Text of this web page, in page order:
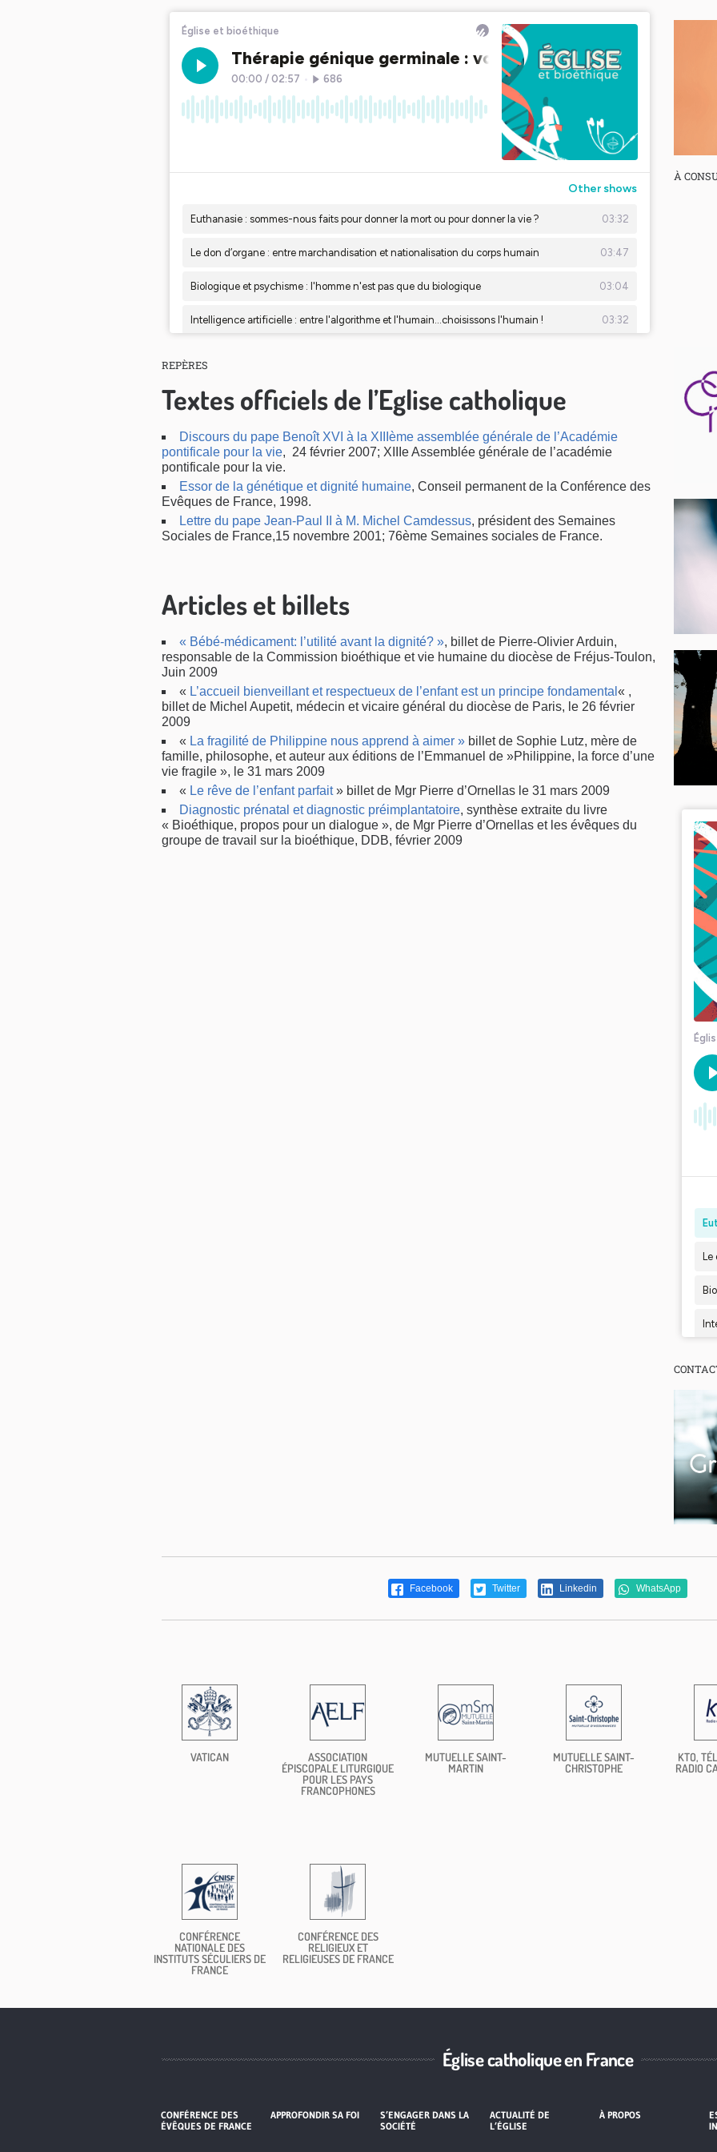
REPÈRES
Textes officiels de l’Eglise catholique
Discours du pape Benoît XVI à la XIIIème assemblée générale de l’Académie
pontificale pour la vie, 24 février 2007; XIIIe Assemblée générale de l’académie
pontificale pour la vie.
Essor de la génétique et dignité humaine, Conseil permanent de la Conférence des
Evêques de France, 1998.
Lettre du pape Jean-Paul II à M. Michel Camdessus, président des Semaines
Sociales de France,15 novembre 2001; 76ème Semaines sociales de France.
Articles et billets
« Bébé-médicament: l’utilité avant la dignité? », billet de Pierre-Olivier Arduin,
responsable de la Commission bioéthique et vie humaine du diocèse de Fréjus-Toulon,
Juin 2009
« L’accueil bienveillant et respectueux de l’enfant est un principe fondamental « ,
billet de Michel Aupetit, médecin et vicaire général du diocèse de Paris, le 26 février
2009
« La fragilité de Philippine nous apprend à aimer » billet de Sophie Lutz, mère de
famille, philosophe, et auteur aux éditions de l’Emmanuel de »Philippine, la force d’une
vie fragile », le 31 mars 2009
« Le rêve de l’enfant parfait» billet de Mgr Pierre d’Ornellas le 31 mars 2009
Diagnostic prénatal et diagnostic préimplantatoire, synthèse extraite du livre
« Bioéthique, propos pour un dialogue », de Mgr Pierre d’Ornellas et les évêques du
groupe de travail sur la bioéthique, DDB, février 2009
À
Facebook Twitter Linkedin WhatsApp
VATICAN
ASSOCIATION
ÉPISCOPALE LITURGIQUE
POUR LES PAYS
FRANCOPHONES
MUTUELLE SAINT-
MARTIN
MUTUELLE SAINT-
CHRISTOPHE
KTO,
RADIO
CONFÉRENCE
NATIONALE DES
INSTITUTS SÉCULIERS DE
FRANCE
CONFÉRENCE DES
RELIGIEUX ET
RELIGIEUSES DE FRANCE
Église catholique en France
CONFÉRENCE DES
ÉVÊQUES DE FRANCE
APPROFONDIR SA FOI
S’ENGAGER DANS LA
SOCIÉTÉ
ACTUALITÉ DE
L’ÉGLISE
À PROPOS